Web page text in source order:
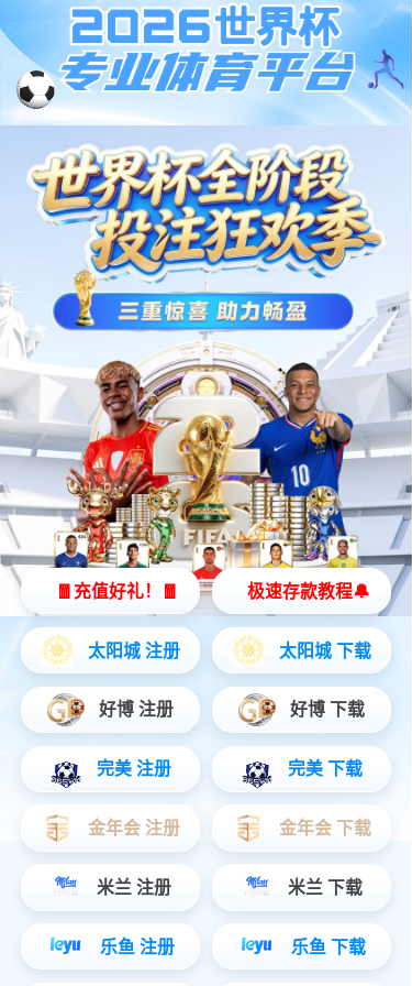
新
公
人
京东 小程序 天猫
产品中心
智能/科技/创新
产品中心
智能机器人 智能办公 智能穿戴 智能教育
智能出行 智能家居 智能健康 创意配件
开放式智能耳机 主动降噪入耳式真无线...